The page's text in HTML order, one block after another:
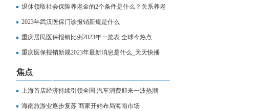
资讯
退休领取社会保险养老金的2个条件是什么？关系养老
金多少的3个因素
2023年武汉医保门诊报销新规是什么
重庆居民医保报销比例2023年一览表 全球今热点
重庆医保报销新规2023年最新消息是什么_天天快播
焦点
上海首店经济持续引领全国 汽车消费迎来一波热潮
海南旅游业逐步复苏 商家开始布局海南市场